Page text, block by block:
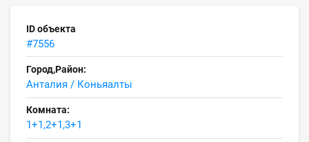
ID объекта
#7556
Город,Район:
Анталия / Коньяалты
Комната:
1+1,2+1,3+1